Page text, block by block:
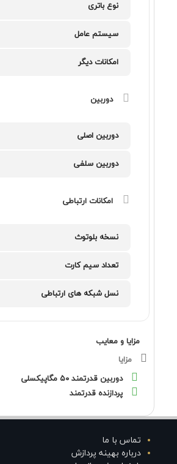
نوع باتری
سیستم عامل
امکانات دیگر
دوربین
دوربین اصلی
دوربین سلفی
امکانات ارتباطی
نسخه بلوتوث
تعداد سیم کارت
نسل شبکه های ارتباطی
مزایا و معایب
مزایا
دوربین قدرتمند ۵۰ مگاپیکسلی
پردازنده قدرتمند
تماس با ما
درباره بهینه پردازش